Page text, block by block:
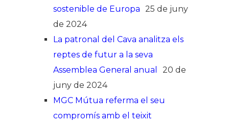
sostenible de Europa 25 de juny
de 2024
La patronal del Cava analitza els
reptes de futur a la seva
Assemblea General anual
20 de
juny de 2024
MGC Mútua referma el seu
compromís amb el teixit